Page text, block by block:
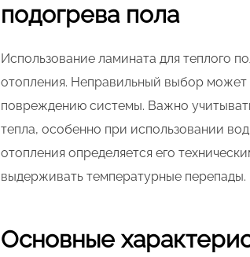
подогрева пола
Использование ламината для теплого
отопления. Неправильный выбор может
повреждению системы. Важно
тепла, особенно при использовании
отопления определяется его
выдерживать температурные перепады.
Основные